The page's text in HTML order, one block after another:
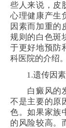
些人来说，皮
心理健康产生
因素而加重的
规则的白色斑
于更好地预防
科医院的介绍。
1.遗传因素
白癜风的发
不是主要的原
色。如果家族
的风险较高。